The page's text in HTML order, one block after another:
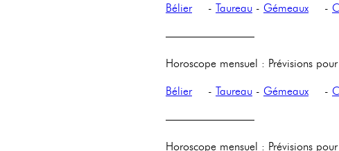
Bélier- Taureau - Gémeaux -
————————
Horoscope mensuel : Prévisions
Bélier- Taureau - Gémeaux -
————————
Horoscope mensuel : Prévisions